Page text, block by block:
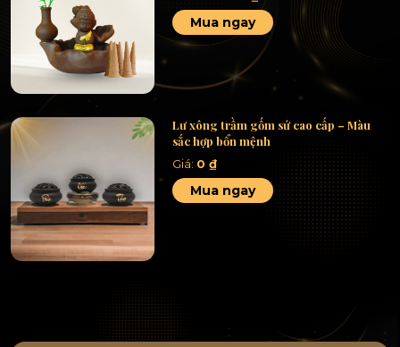
Mua ngay
Lư xông trầm gốm sứ cao cấp – Màu
sắc hợp bổn mệnh
Giá: 0₫
Mua ngay